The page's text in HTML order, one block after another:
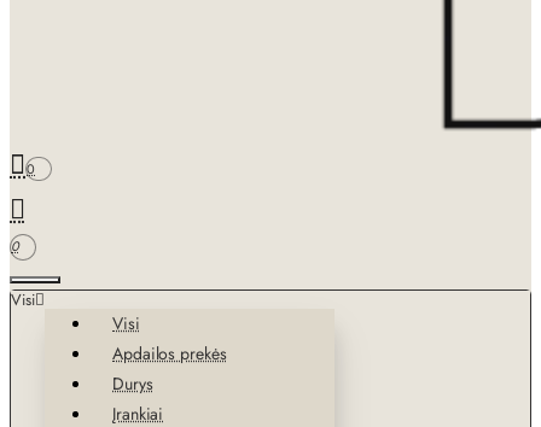
0
0
Visi
Visi
Apdailos prekės
Durys
Įrankiai